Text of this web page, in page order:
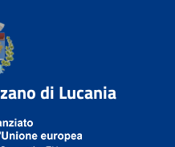
di Lucania